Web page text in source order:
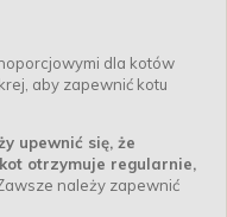
dla kotów
aby zapewnić kotu
upewnić się, że
otrzymuje regularnie,
należy zapewnić